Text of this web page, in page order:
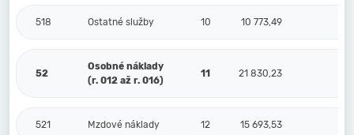
518 Ostatné služby 10 10 773,49
52
Osobné náklady
(r. 012 až r. 016)
11 21 830,23
521 Mzdové náklady 12 15 693,53